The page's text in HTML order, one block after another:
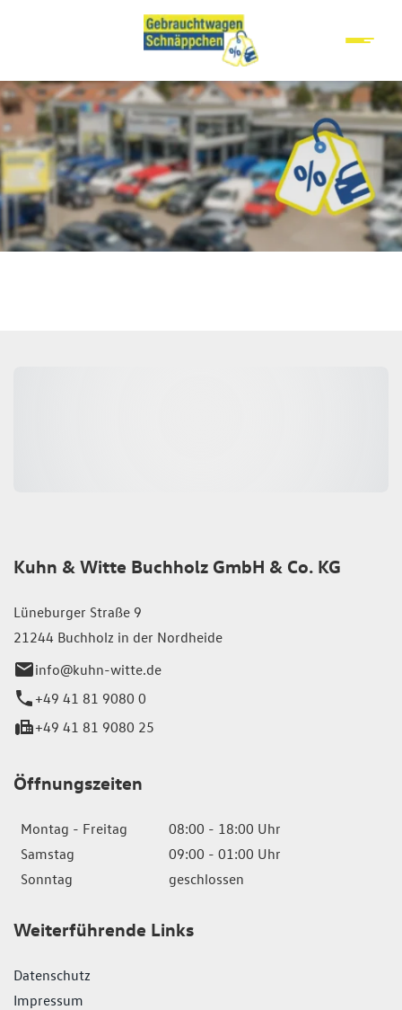
Kuhn & Witte Buchholz GmbH & Co. KG
Lüneburger Straße 9
21244 Buchholz in der Nordheide
info@kuhn-witte.de
+49 41 81 9080 0
+49 41 81 9080 25
Öffnungszeiten
Montag - Freitag
08:00 - 18:00 Uhr
Samstag
09:00 - 01:00 Uhr
Sonntag
geschlossen
Weiterführende Links
Datenschutz
Impressum